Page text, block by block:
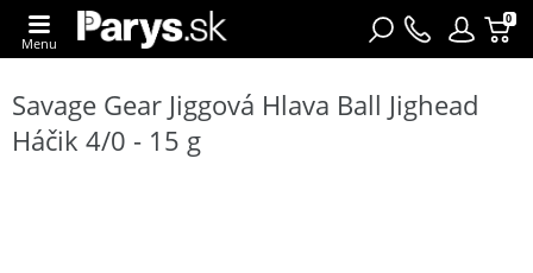
0
Menu
Savage Gear Jiggová Hlava Ball Jighead
Háčik 4/0 - 15 g